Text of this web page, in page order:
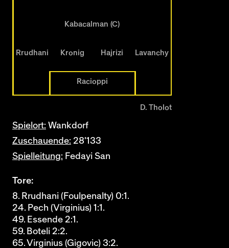
Kabacalman (C)
Rrudhani Kronig Hajrizi Lavanchy
Racioppi
D. Tholot
Spielort: Wankdorf
Zuschauende: 28'133
Spielleitung: Fedayi San
Tore:
8. Rrudhani (Foulpenalty) 0:1.
24. Pech (Virginius) 1:1.
49. Essende 2:1.
59. Boteli 2:2.
65. Virginius (Gigovic) 3:2.